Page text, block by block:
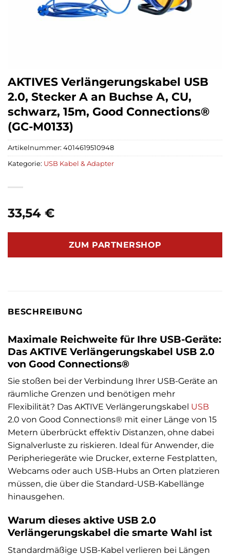
AKTIVES Verlängerungskabel USB
2.0, Stecker A an Buchse A, CU,
schwarz, 15m, Good Connections®
(GC-M0133)
33,54 €
ZUM PARTNERSHOP
Artikelnummer: 4014619510948
Kategorie: USB Kabel & Adapter
BESCHREIBUNG
Maximale Reichweite für Ihre USB-Geräte:
Das AKTIVE Verlängerungskabel USB 2.0
von Good Connections®
Sie stoßen bei der Verbindung Ihrer USB-Geräte an
räumliche Grenzen und benötigen mehr
Flexibilität? Das AKTIVE Verlängerungskabel USB
2.0 von Good Connections® mit einer Länge von 15
Metern überbrückt effektiv Distanzen, ohne dabei
Signalverluste zu riskieren. Ideal für Anwender, die
Peripheriegeräte wie Drucker, externe Festplatten,
Webcams oder auch USB-Hubs an Orten platzieren
müssen, die über die Standard-USB-Kabellänge
hinausgehen.
Warum dieses aktive USB 2.0
Verlängerungskabel die smarte Wahl ist
Standardmäßige USB-Kabel verlieren bei Längen